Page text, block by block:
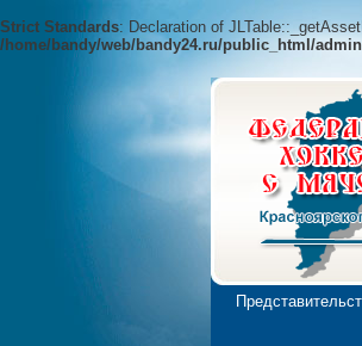
Strict Standards: Declaration of
/home/bandy/web/bandy24.ru/public_html/